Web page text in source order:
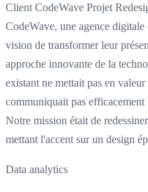
Client CodeWave Projet
CodeWave, une agence
vision de transformer leur
approche innovante de la
existant ne mettait pas en
communiquait pas efficacement
Notre mission était de
mettant l'accent sur un design
Data analytics